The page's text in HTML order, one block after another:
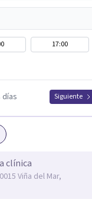
17:00
días Siguiente
clínica
Viña del Mar,